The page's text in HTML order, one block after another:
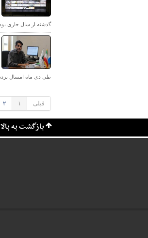
گذشته از سال جاری
طی دی ماه امسال تردد یک میلیون و ۴۹۹هزار و ۳۸۴دستگاه
قبلی ۱ ۲
بازگشت به بالا